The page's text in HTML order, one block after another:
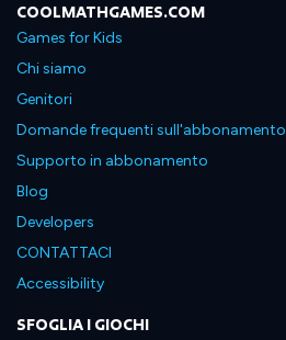
COOLMATHGAMES.COM
Games for Kids
Chi siamo
Genitori
Domande frequenti sull'abbonamento
Supporto in abbonamento
Blog
Developers
CONTATTACI
Accessibility
SFOGLIA I GIOCHI